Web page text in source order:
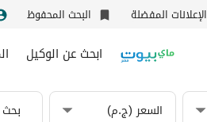
الإعلانات المفضلة البحث المحفوظ
ابحث عن الوكيل
السعر (ج.م)